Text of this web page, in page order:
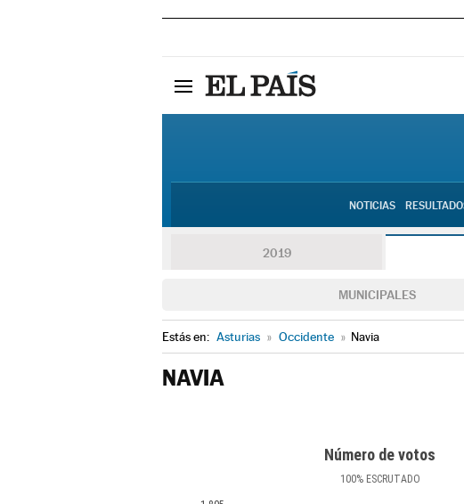
NOTICIAS
2019
MUNICIPALES
Estás en: Asturias » Occidente » Navia
NAVIA
Número de votos
100%ESCRUTADO